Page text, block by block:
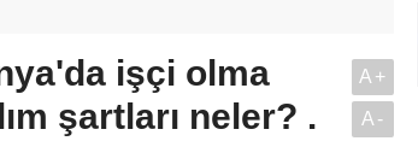
işçi olma
şartları neler? .
A+
A-